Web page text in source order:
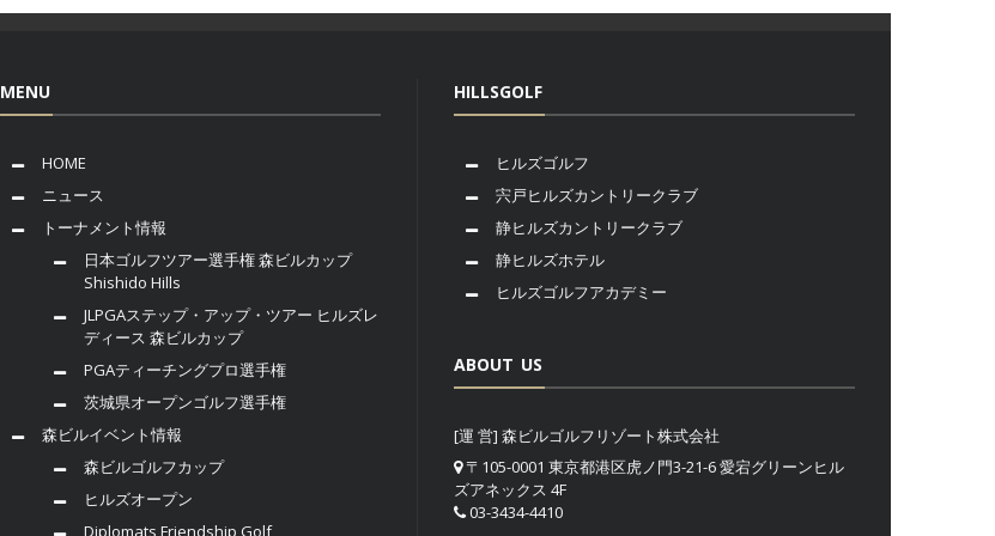
MENU
HOME
ニュース
トーナメント情報
日本ゴルフツアー選手権 森ビルカップ
Shishido Hills
JLPGAステップ・アップ・ツアー ヒルズレ
ディース 森ビルカップ
PGAティーチングプロ選手権
茨城県オープンゴルフ選手権
森ビルイベント情報
森ビルゴルフカップ
ヒルズオープン
Diplomats Friendship Golf
HILLSGOLF
ヒルズゴルフ
宍戸ヒルズカントリークラブ
静ヒルズカントリークラブ
静ヒルズホテル
ヒルズゴルフアカデミー
ABOUT US
[運 営] 森ビルゴルフリゾート株式会社
〒105-0001 東京都港区虎ノ門3-21-6 愛宕グリーンヒル
ズアネックス 4F
03-3434-4410